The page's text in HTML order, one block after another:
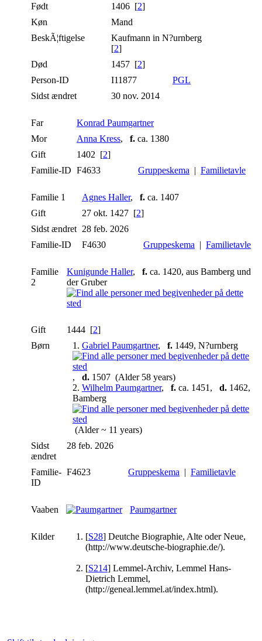
Født
1406 [2]
Køn
Mand
BeskÃ¦ftigelse
Kaufmann in N?urnberg
[2]
Død
1457 [2]
Person-ID
I11877
PGL
Sidst ændret
30 nov. 2014
Far
Konrad Paumgartner
Mor
Anna Kress, f. ca. 1380
Gift
1402 [2]
Familie-ID F4633 Gruppeskema | Familietavle
Familie 1 Agnes Haller, f. ca. 1407
Gift
27 okt. 1427 [2]
Sidst ændret 28 feb. 2026
Familie-ID
F4630 Gruppeskema | Familietavle
Familie
2
Kunigunde Haller, f. ca. 1420, aus Bamberg und
der Gruber
Gift 1444 [2]
Børn
1. Gabriel Paumgartner, f. 1449, N?urnberg
, d. 1507 (Alder 58 years)
2. Wilhelm Paumgartner, f. ca. 1451, d. 1462,
Bamberg
(Alder ~ 11 years)
Sidst
ændret
28 feb. 2026
Familie-
ID
F4623 Gruppeskema | Familietavle
Vaaben Paumgartner
Kilder [S28] Deutche Biographie, Alte oder Neue,
(http://www.deutsche-biographie.de/).
[S214] Lemmel-Archiv, Lemmel Hans-
Dietrich Lemmel,
(http://geneal.lemmel.at/index.html).